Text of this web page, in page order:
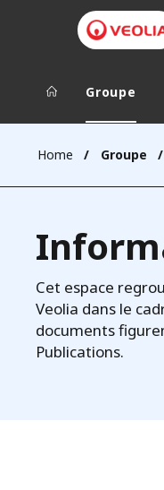
Groupe Veolia
CAMPUS
FONDATION
INSTITUT
Groupe
Home Groupe
Cet espace
Veolia dans le
documents
Publications.